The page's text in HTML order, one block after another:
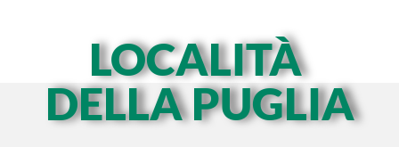
LOCALITÀ
DELLA PUGLIA